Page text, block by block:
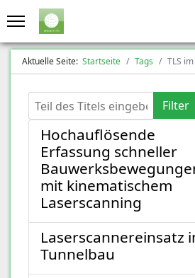
Aktuelle Seite: Startseite Tags TLS
Teil des Titels eingeben Filter
Hochauflösende
Erfassung schneller
mit kinematischem
Laserscanning
Laserscannereinsatz
Tunnelbau